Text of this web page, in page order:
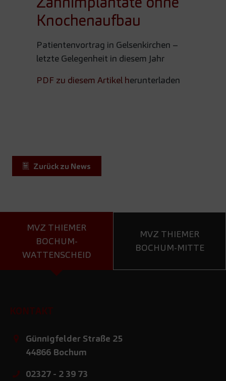
Knochenaufbau
Patientenvortrag in Gelsenkirchen –
letzte Gelegenheit in diesem Jahr
PDF zu diesem Artikel herunterladen
Zurück zu News
MVZ THIEMER
BOCHUM-
WATTENSCHEID
MVZ THIEMER
BOCHUM-MITTE
KONTAKT
Günnigfelder Straße 25
44866 Bochum
02327 - 2 39 73